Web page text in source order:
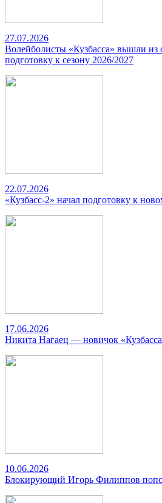
27.07.2026
Волейболисты «Кузбасса» вышли из
подготовку к сезону 2026/2027
22.07.2026
«Кузбасс-2» начал подготовку к
17.06.2026
Никита Нагаец — новичок
10.06.2026
Блокирующий Игорь Филиппов